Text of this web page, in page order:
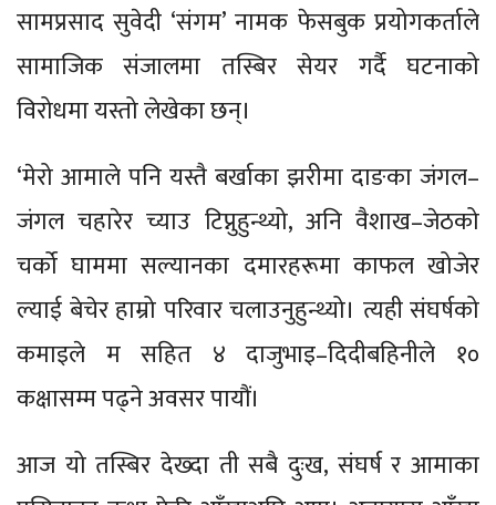
सामप्रसाद सुवेदी ‘संगम’ नामक फेसबुक प्रयोगकर्ताले
सामाजिक संजालमा तस्बिर सेयर गर्दै घटनाको
विरोधमा यस्तो लेखेका छन्।
‘मेरो आमाले पनि यस्तै बर्खाका झरीमा दाङका जंगल–
जंगल चहारेर च्याउ टिप्नुहुन्थ्यो, अनि वैशाख–जेठको
चर्को घाममा सल्यानका दमारहरूमा काफल खोजेर
ल्याई बेचेर हाम्रो परिवार चलाउनुहुन्थ्यो। त्यही संघर्षको
कमाइले म सहित ४ दाजुभाइ–दिदीबहिनीले १०
कक्षासम्म पढ्ने अवसर पायौं।
आज यो तस्बिर देख्दा ती सबै दुःख, संघर्ष र आमाका